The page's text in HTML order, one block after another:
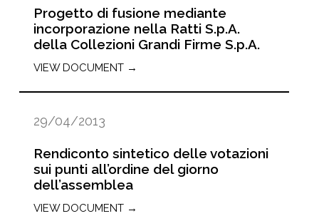
Progetto di fusione mediante
incorporazione nella Ratti S.p.A.
della Collezioni Grandi Firme S.p.A.
VIEW DOCUMENT →
29/04/2013
Rendiconto sintetico delle votazioni
sui punti all’ordine del giorno
dell’assemblea
VIEW DOCUMENT →